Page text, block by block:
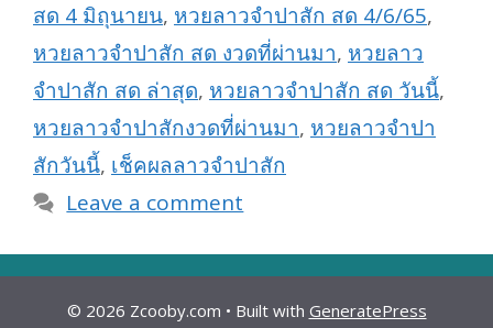
สด 4 มิถุนายน, หวยลาวจำปาสัก สด 4/6/65,
หวยลาวจำปาสัก สด งวดที่ผ่านมา, หวยลาว
จำปาสัก สด ล่าสุด, หวยลาวจำปาสัก สด วันนี้,
หวยลาวจำปาสักงวดที่ผ่านมา, หวยลาวจำปา
สักวันนี้, เช็คผลลาวจำปาสัก
Leave a comment
© 2026 Zcooby.com • Built with GeneratePress